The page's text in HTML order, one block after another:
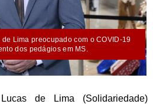
Lima preocupado com o COVID-19
dos pedágios em MS.
de Lima (Solidariedade)